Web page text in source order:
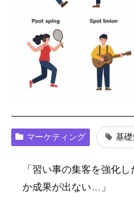
マーケティング 基
「習い事の集客を強化
か成果が出ない…」